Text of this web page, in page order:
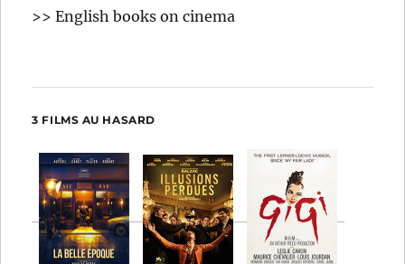
>> English books on cinema
3 FILMS AU HASARD